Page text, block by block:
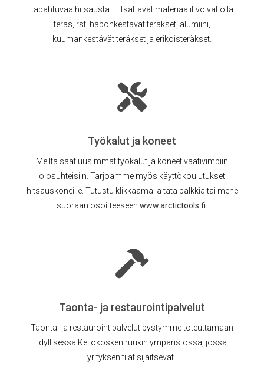
tapahtuvaa hitsausta. Hitsattavat materiaalit voivat olla
teräs, rst, haponkestävät teräkset, alumiini,
kuumankestävät teräkset ja erikoisteräkset.
Työkalut ja koneet
Meiltä saat uusimmat työkalut ja koneet vaativimpiin
olosuhteisiin. Tarjoamme myös käyttökoulutukset
hitsauskoneille. Tutustu klikkaamalla tätä palkkia tai mene
suoraan osoitteeseen www.arctictools.fi
Taonta- ja restaurointipalvelut
Taonta- ja restaurointipalvelut pystymme toteuttamaan
idyllisessä Kellokosken ruukin ympäristössä, jossa
yrityksen tilat sijaitsevat.